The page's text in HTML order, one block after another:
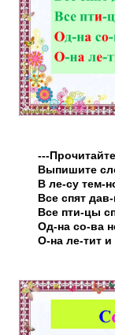
---
Выпишите
В ле-су тем-
Все спят
Все пти-цы
Од-на со-ва
О-на ле-тит и